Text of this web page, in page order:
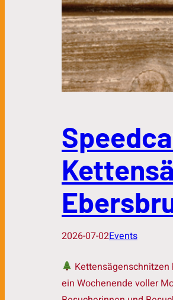
2026-07-02Events
ein Wochenende voller